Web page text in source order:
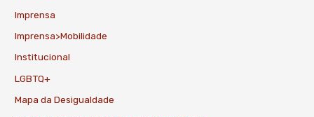
Imprensa
Imprensa>Mobilidade
Institucional
LGBTQ+
Mapa da Desigualdade